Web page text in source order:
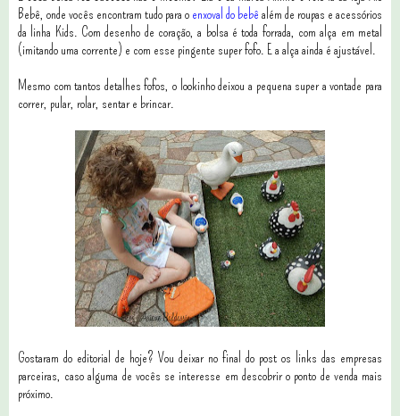
Bebê, onde vocês encontram tudo para o enxoval do bebê além de roupas e acessórios
da linha Kids. Com desenho de coração, a bolsa é toda forrada, com alça em metal
(imitando uma corrente) e com esse pingente super fofo. E a alça ainda é ajustável.
Mesmo com tantos detalhes fofos, o lookinho deixou a pequena super a vontade para
correr, pular, rolar, sentar e brincar.
Gostaram do editorial de hoje? Vou deixar no final do post os links das empresas
parceiras, caso alguma de vocês se interesse em descobrir o ponto de venda mais
próximo.